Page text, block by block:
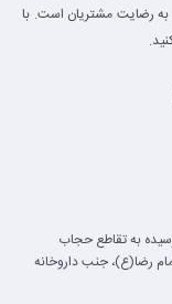
به رضایت مشتریان است. با
به تقاطع حجاب